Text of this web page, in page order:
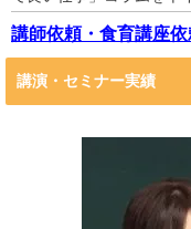
講師依頼・食育講座
講演・セミナー実績